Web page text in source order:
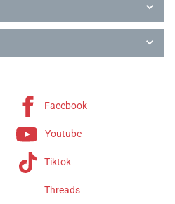
Facebook
Youtube
Tiktok
Threads